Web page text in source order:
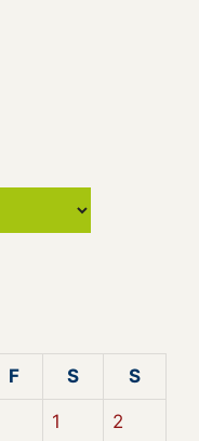
F S S
1 2